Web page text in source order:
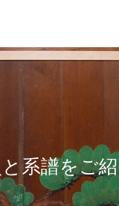
と 系譜をご紹